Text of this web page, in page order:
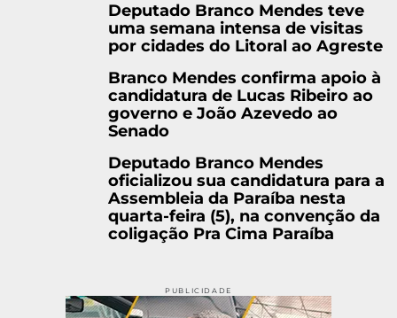
Deputado Branco Mendes teve
uma semana intensa de visitas
por cidades do Litoral ao Agreste
Branco Mendes confirma apoio à
candidatura de Lucas Ribeiro ao
governo e João Azevedo ao
Senado
Deputado Branco Mendes
oficializou sua candidatura para a
Assembleia da Paraíba nesta
quarta-feira (5), na convenção da
coligação Pra Cima Paraíba
PUBLICIDADE